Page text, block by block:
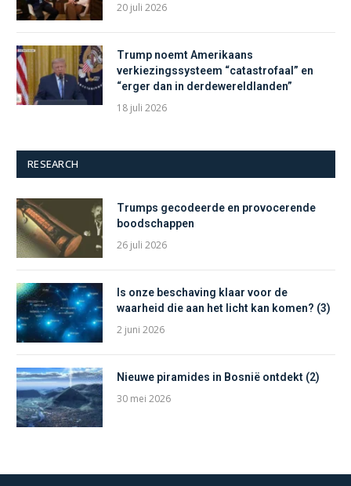
20 juli 2026
Trump noemt Amerikaans
verkiezingssysteem “catastrofaal” en
“erger dan in derdewereldlanden”
18 juli 2026
RESEARCH
Trumps gecodeerde en provocerende
boodschappen
26 juli 2026
Is onze beschaving klaar voor de
waarheid die aan het licht kan komen? (3)
2 juni 2026
Nieuwe piramides in Bosnië ontdekt (2)
30 mei 2026